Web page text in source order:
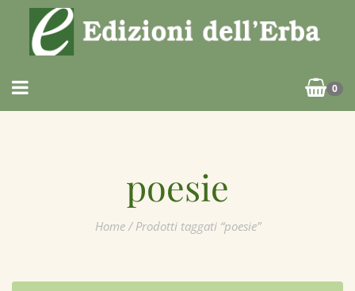
0
poesie
Home/ Prodotti taggati “poesie”